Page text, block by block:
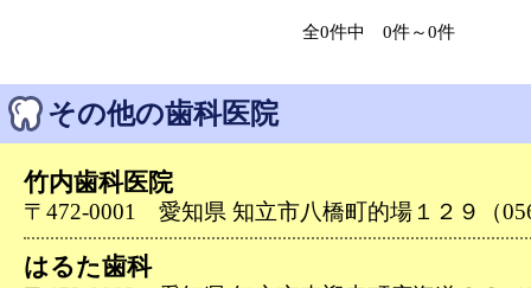
全0件中 0件～0件
その他の歯科医院
竹内歯科医院
〒472-0001 愛知県 知立市八橋町的場１２９（
はるた歯科